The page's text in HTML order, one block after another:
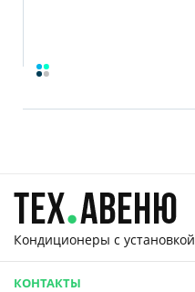
Кондиционеры с установкой
КОНТАКТЫ